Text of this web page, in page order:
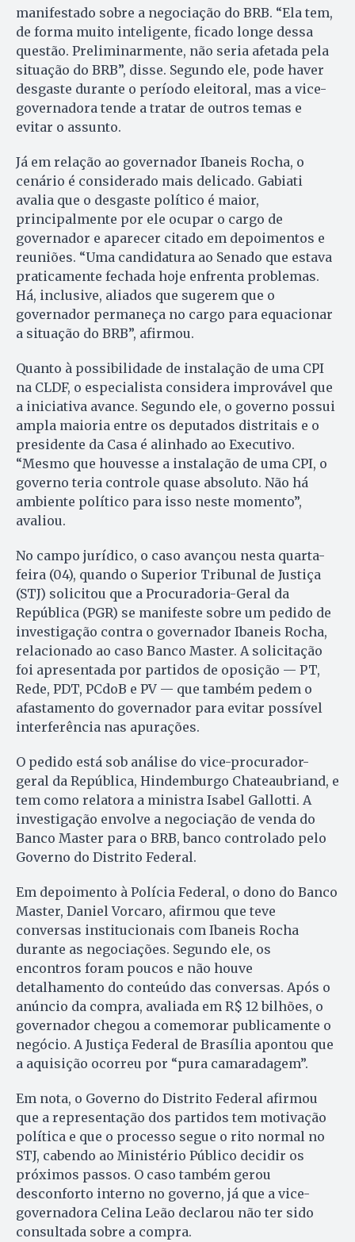
manifestado sobre a negociação do BRB. “Ela tem,
de forma muito inteligente, ficado longe dessa
questão. Preliminarmente, não seria afetada pela
situação do BRB”, disse. Segundo ele, pode haver
desgaste durante o período eleitoral, mas a vice-
governadora tende a tratar de outros temas e
evitar o assunto.
Já em relação ao governador Ibaneis Rocha, o
cenário é considerado mais delicado. Gabiati
avalia que o desgaste político é maior,
principalmente por ele ocupar o cargo de
governador e aparecer citado em depoimentos e
reuniões. “Uma candidatura ao Senado que estava
praticamente fechada hoje enfrenta problemas.
Há, inclusive, aliados que sugerem que o
governador permaneça no cargo para equacionar
a situação do BRB”, afirmou.
Quanto à possibilidade de instalação de uma CPI
na CLDF, o especialista considera improvável que
a iniciativa avance. Segundo ele, o governo possui
ampla maioria entre os deputados distritais e o
presidente da Casa é alinhado ao Executivo.
“Mesmo que houvesse a instalação de uma CPI, o
governo teria controle quase absoluto. Não há
ambiente político para isso neste momento”,
avaliou.
No campo jurídico, o caso avançou nesta quarta-
feira (04), quando o Superior Tribunal de Justiça
(STJ) solicitou que a Procuradoria-Geral da
República (PGR) se manifeste sobre um pedido de
investigação contra o governador Ibaneis Rocha,
relacionado ao caso Banco Master. A solicitação
foi apresentada por partidos de oposição — PT,
Rede, PDT, PCdoB e PV — que também pedem o
afastamento do governador para evitar possível
interferência nas apurações.
O pedido está sob análise do vice-procurador-
geral da República, Hindemburgo Chateaubriand, e
tem como relatora a ministra Isabel Gallotti. A
investigação envolve a negociação de venda do
Banco Master para o BRB, banco controlado pelo
Governo do Distrito Federal.
Em depoimento à Polícia Federal, o dono do Banco
Master, Daniel Vorcaro, afirmou que teve
conversas institucionais com Ibaneis Rocha
durante as negociações. Segundo ele, os
encontros foram poucos e não houve
detalhamento do conteúdo das conversas. Após o
anúncio da compra, avaliada em R$ 12 bilhões, o
governador chegou a comemorar publicamente o
negócio. A Justiça Federal de Brasília apontou que
a aquisição ocorreu por “pura camaradagem”.
Em nota, o Governo do Distrito Federal afirmou
que a representação dos partidos tem motivação
política e que o processo segue o rito normal no
STJ, cabendo ao Ministério Público decidir os
próximos passos. O caso também gerou
desconforto interno no governo, já que a vice-
governadora Celina Leão declarou não ter sido
consultada sobre a compra.